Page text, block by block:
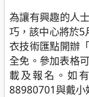
為讓有興趣的人
巧，該中心將於
衣技術匯點開辦
全免。參加表格
載及報名。如
88980701與戴小